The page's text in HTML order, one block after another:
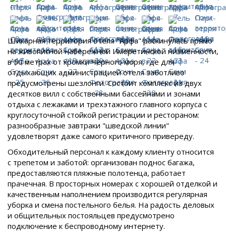
Шикарная территория отеля "Арфа" раскинулась прямо
на живописной набережной Имеретинской низменности,
в 50 метрах от кромки Черного моря, где для
отдыхающих администрацией отеля заботливо
предусмотрены шезлонги. Состоит комплекс из двух
десятков вилл с собственными бассейнами и зонами
отдыха с лежаками и трехэтажного главного корпуса с
круглосуточной стойкой регистрации и рестораном:
разнообразные завтраки "шведской линии"
удовлетворят даже самого критичного привереду.
Обходительный персонал к каждому клиенту относится
с трепетом и заботой: организован поднос багажа,
предоставляются пляжные полотенца, работает
прачечная. В просторных номерах с хорошей отделкой и
качественным наполнением производится регулярная
уборка и смена постельного белья. На радость деловых
и общительных постояльцев предусмотрено
подключение к беспроводному интернету.